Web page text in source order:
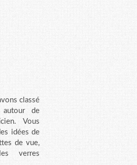
classé
autour de
Vous
idées de
de vue,
verres